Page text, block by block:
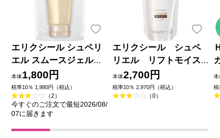
エリクシール シュペリ
エル スムースジェルウ
ォッシュ １０５ｇ 資生
堂
本体1,800円
税率10％ 1,980円（税込）
（2）
今すぐのご注文で最短2026/08/
07に届きます
エリクシール シュペ
リエル リフトモイス
ト ローション しっ
とりタイプ ｂａ
（つめかえ用） １５０
本体2,700円
税率10％ 2,970円（税込）
（0）
本
税